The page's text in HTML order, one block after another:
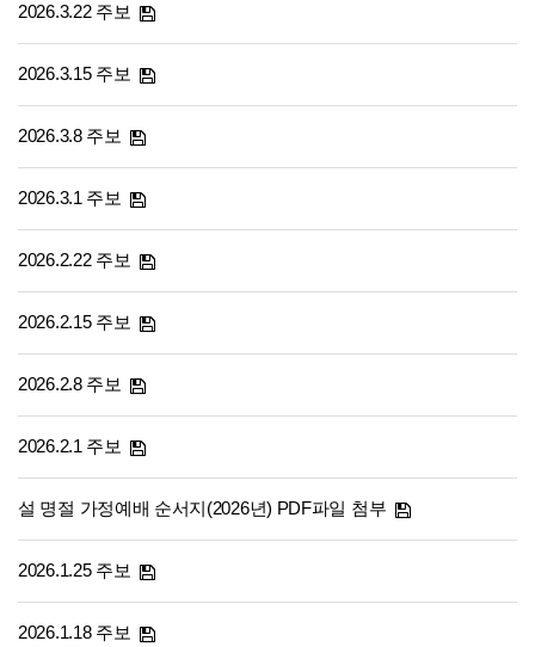
2026.3.22 주보
2026.3.15 주보
2026.3.8 주보
2026.3.1 주보
2026.2.22 주보
2026.2.15 주보
2026.2.8 주보
2026.2.1 주보
설 명절 가정예배 순서지(2026년) PDF파일 첨부
2026.1.25 주보
2026.1.18 주보